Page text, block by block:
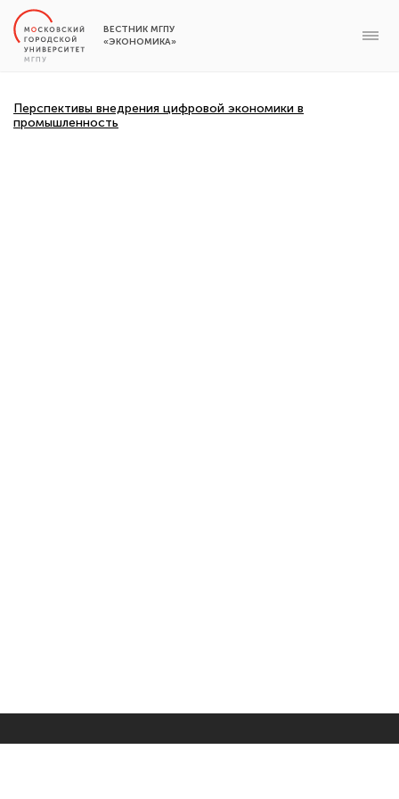
ВЕСТНИК МГПУ
«ЭКОНОМИКА»
Перспективы внедрения цифровой экономики в
промышленность